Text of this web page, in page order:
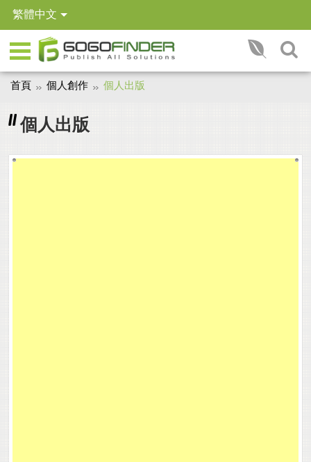
繁體中文
首頁 個人創作 個人出版
個人出版